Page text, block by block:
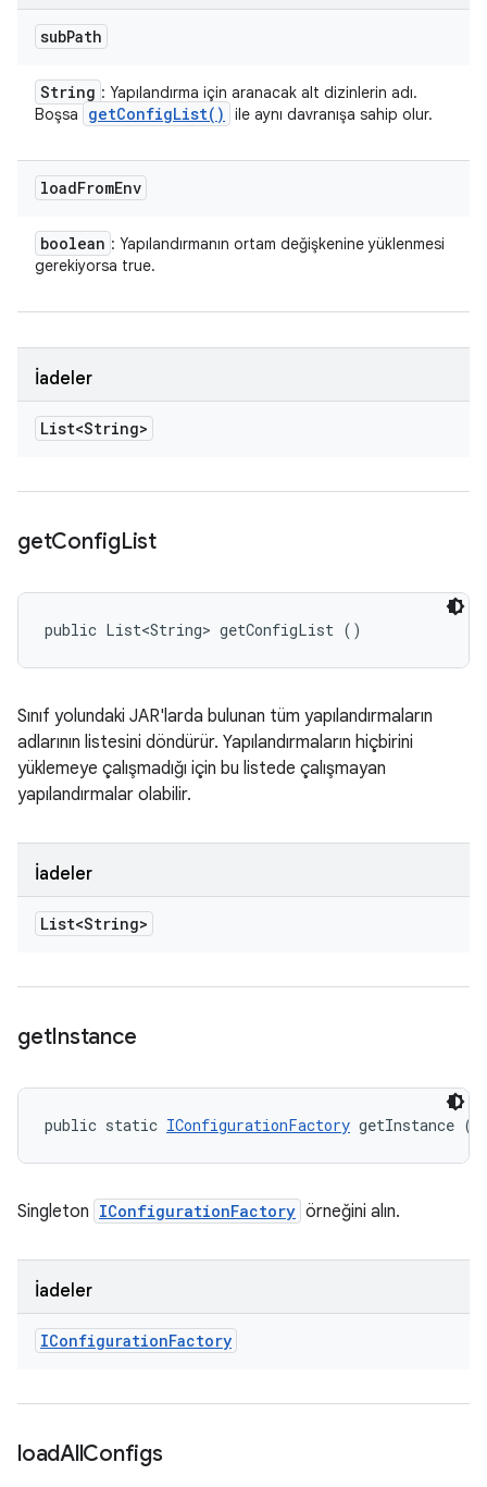
subPath
String : Yapılandırma için aranacak alt dizinlerin adı.
Boşsa
getConfigList( ) ile aynı davranışa sahip olur.
loadFromEnv
boolean : Yapılandırmanın ortam değişkenine yüklenmesi
gerekiyorsa true.
İadeler
List<String>
getConfigList
public List<String> getConfigList ()
Sınıf yolundaki JAR'larda bulunan tüm yapılandırmaların
adlarının listesini döndürür. Yapılandırmaların hiçbirini
yüklemeye çalışmadığı için bu listede çalışmayan
yapılandırmalar olabilir.
İadeler
List<String>
getInstance
public static IConfigurationFactory getInstance ()
Singleton IConfigurationFactory örneğini alın.
İadeler
IConfigurationFactory
loadAllConfigs